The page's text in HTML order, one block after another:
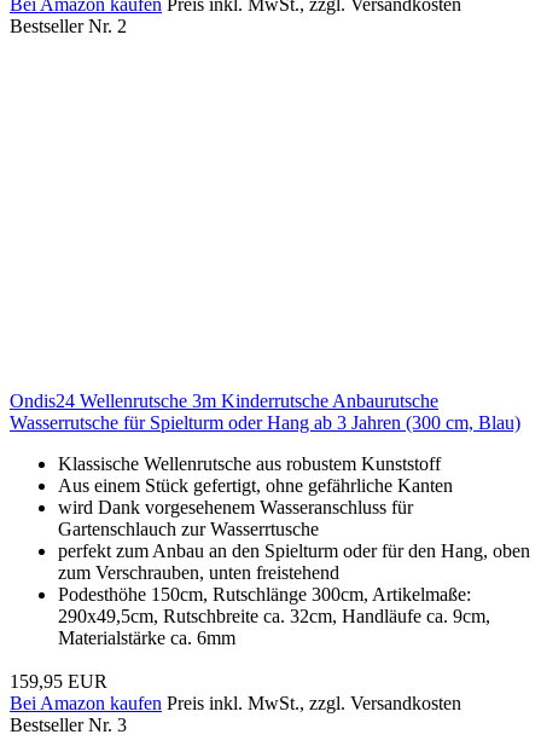
Bestseller Nr. 2
Ondis24 Wellenrutsche 3m Kinderrutsche Anbaurutsche
Wasserrutsche für Spielturm oder Hang ab 3 Jahren (300 cm, Blau)
Klassische Wellenrutsche aus robustem Kunststoff
Aus einem Stück gefertigt, ohne gefährliche Kanten
wird Dank vorgesehenem Wasseranschluss für
Gartenschlauch zur Wasserrtusche
perfekt zum Anbau an den Spielturm oder für den Hang, oben
zum Verschrauben, unten freistehend
Podesthöhe 150cm, Rutschlänge 300cm, Artikelmaße:
290x49,5cm, Rutschbreite ca. 32cm, Handläufe ca. 9cm,
Materialstärke ca. 6mm
159,95 EUR
Bei Amazon kaufen Preis inkl. MwSt., zzgl. Versandkosten
Bestseller Nr. 3